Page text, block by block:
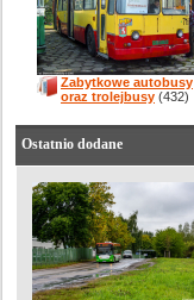
Zabytkowe autobusy
oraz trolejbusy (432)
Ostatnio dodane